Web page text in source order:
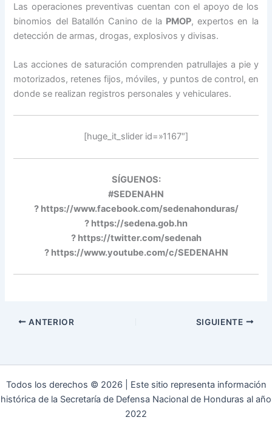
Las operaciones preventivas cuentan con el apoyo de los
binomios del Batallón Canino de la PMOP, expertos en la
detección de armas, drogas, explosivos y divisas.
Las acciones de saturación comprenden patrullajes a pie y
motorizados, retenes fijos, móviles, y puntos de control, en
donde se realizan registros personales y vehiculares.
[huge_it_slider id=»1167″]
SÍGUENOS:
#SEDENAHN
? https://www.facebook.com/sedenahonduras/
? https://sedena.gob.hn
? https://twitter.com/sedenah
? https://www.youtube.com/c/SEDENAHN
ANTERIOR SIGUIENTE
Todos los derechos © 2026 | Este sitio representa información
histórica de la Secretaría de Defensa Nacional de Honduras al año
2022